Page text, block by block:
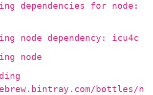
dependencies for node:
node dependency: icu4c
node
bottles/n